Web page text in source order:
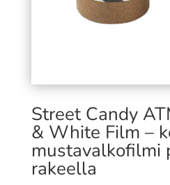
Street Candy
& White Film –
mustavalkofilmi
rakeella